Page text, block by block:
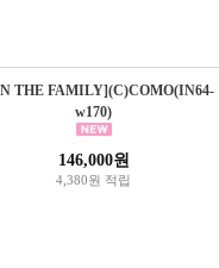
THE FAMILY](C)COMO(IN64-
w170)
146,000원
4,380원 적립